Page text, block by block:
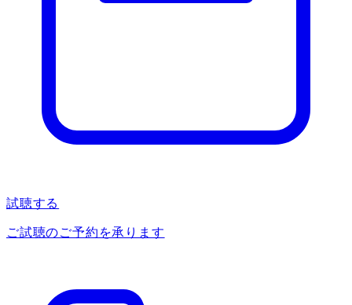
試聴する
ご試聴のご予約を承ります